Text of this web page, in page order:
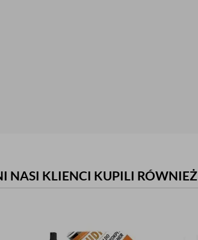
NASI KLIENCI KUPILI RÓWNIEŻ